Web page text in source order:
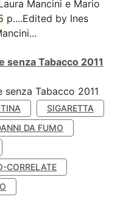
Mancini e Mario
p....Edited by Ines
senza Tabacco 2011
Tabacco 2011
SIGARETTA
DA FUMO
CORRELATE